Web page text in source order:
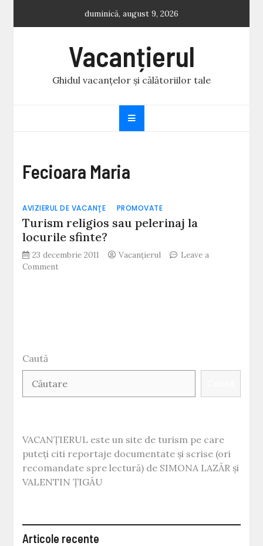
duminică, august 9, 2026
Vacanțierul
Ghidul vacanțelor și călătoriilor tale
Fecioara Maria
AVIZIERUL DE VACANŢE PROMOVATE
Turism religios sau pelerinaj la
locurile sfinte?
23 decembrie 2011 Vacanțierul
Leave a
Commenton
Caută
VACANȚIERUL este un site de turism pe care
puteți citi reportaje documentate și scrise (ori
recomandate spre lectură) de SIMONA LAZĂR și
VALENTIN ȚIGĂU
Articole recente